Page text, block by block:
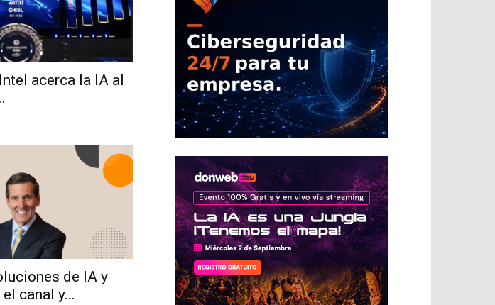
acerca la IA al
de IA y
canal y...